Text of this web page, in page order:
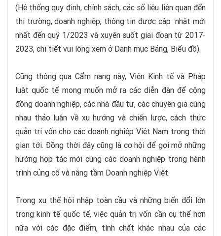
(Hệ thống quy định, chính sách, các số liệu liên quan đến
thị trường, doanh nghiệp, thông tin được cập nhật mới
nhất đến quý 1/2023 và xuyên suốt giai đoạn từ 2017-
2023, chi tiết vui lòng xem ở Danh mục Bảng, Biểu đồ).
Cũng thông qua Cẩm nang này, Viện Kinh tế và Pháp
luật quốc tế mong muốn mở ra các diễn đàn để cộng
đồng doanh nghiệp, các nhà đầu tư, các chuyên gia cùng
nhau thảo luận về xu hướng và chiến lược, cách thức
quản trị vốn cho các doanh nghiệp Việt Nam trong thời
gian tới. Đồng thời đây cũng là cơ hội để gợi mở những
hướng hợp tác mới cùng các doanh nghiệp trong hành
trình củng cố và nâng tầm Doanh nghiệp Việt.
Trong xu thế hội nhập toàn cầu và những biến đổi lớn
trong kinh tế quốc tế, việc quản trị vốn cần cụ thể hơn
nữa với các đặc điểm, tính chất khác nhau của các